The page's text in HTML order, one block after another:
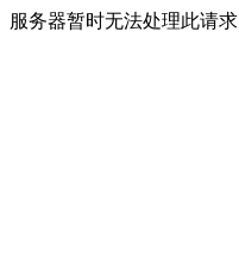
服务器暂时无法处理此请求